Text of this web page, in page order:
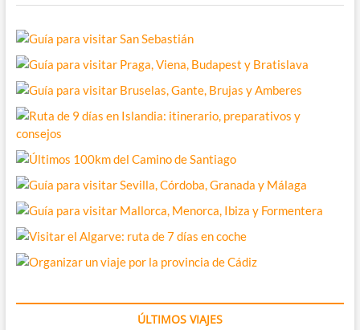
ÚLTIMOS VIAJES